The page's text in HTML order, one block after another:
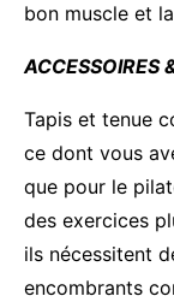
bon muscle et
ACCESSOIRES
Tapis et tenue
ce dont vous
que pour le
des exercices
ils nécessitent
encombrants